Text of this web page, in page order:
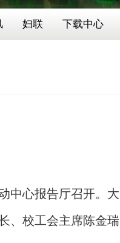
妇联 下载中心
中心报告厅召开。大
、校工会主席陈金瑞